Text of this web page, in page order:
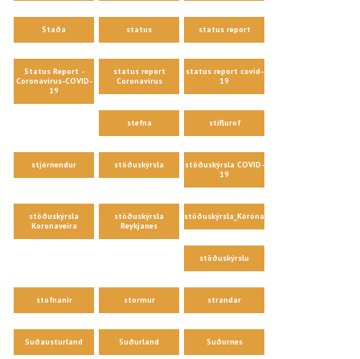
Staða status status report
Status Report -
Coronavirus-COVID-
19
status report
Coronavirus
status report covid-
19
stefna stíflurof
stjórnendur stöðuskýrsla
stöðuskýrsla COVID-
19
stöðuskýrsla
Koronaveira
stöðuskýrsla
Reykjanes
stöðuskýrsla_Kórónaveira
stöðuskýrslu
stofnanir stormur strandar
Suðausturland Suðurland Suðurnes